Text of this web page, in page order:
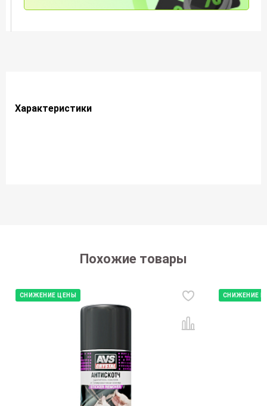
Характеристики
Похожие товары
СНИЖЕНИЕ ЦЕНЫ СНИЖЕНИЕ